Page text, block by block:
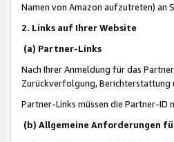
Namen von Amazon aufzutreten) an
2. Links auf Ihrer Website
(a) Partner-Links
Nach Ihrer Anmeldung für das
Zurückverfolgung, Berichterstattung
Partner-Links müssen die Partner-ID
(b) Allgemeine Anforderungen